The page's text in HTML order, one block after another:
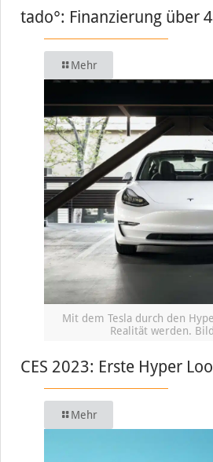
tado°: Finanzierung über
Mehr
Mit dem Tesla durch den
Realität werden.
CES 2023: Erste Hyper
Mehr